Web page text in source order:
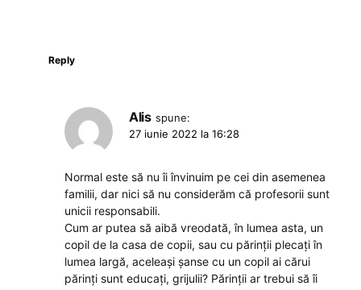
Reply
Alis spune:
27 iunie 2022 la 16:28
Normal este să nu îi învinuim pe cei din asemenea
familii, dar nici să nu considerăm că profesorii sunt
unicii responsabili.
Cum ar putea să aibă vreodată, în lumea asta, un
copil de la casa de copii, sau cu părinții plecați în
lumea largă, aceleași șanse cu un copil ai cărui
părinți sunt educați, grijulii? Părinții ar trebui să îi